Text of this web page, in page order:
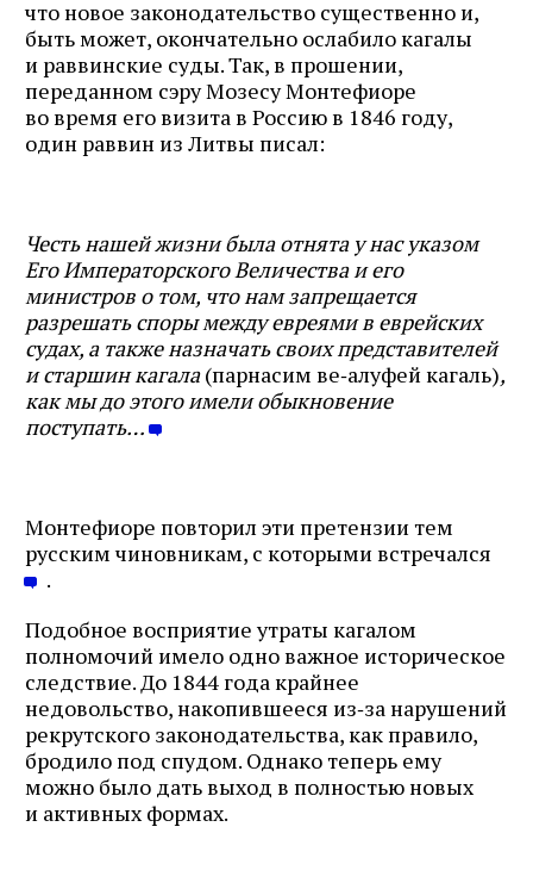
что новое законодательство существенно и,
быть может, окончательно ослабило кагалы
и раввинские суды. Так, в прошении,
переданном сэру Мозесу Монтефиоре
во время его визита в Россию в 1846 году,
один раввин из Литвы писал:
Честь нашей жизни была отнята у нас указом
Его Императорского Величества и его
министров о том, что нам запрещается
разрешать споры между евреями в еврейских
судах, а также назначать своих представителей
и старшин кагала(парнасим ве‑алуфей кагаль),
как мы до этого имели обыкновение
поступать…
Монтефиоре повторил эти претензии тем
русским чиновникам, с которыми встречался
.
Подобное восприятие утраты кагалом
полномочий имело одно важное историческое
следствие. До 1844 года крайнее
недовольство, накопившееся из‑за нарушений
рекрутского законодательства, как правило,
бродило под спудом. Однако теперь ему
можно было дать выход в полностью новых
и активных формах.
Журнал ЛЕХАИМ в вашем
email